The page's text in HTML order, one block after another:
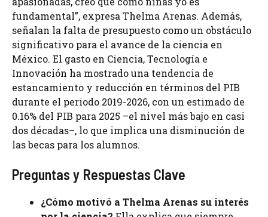
fundamental”, expresa Thelma Arenas. Además,
señalan la falta de presupuesto como un obstáculo
significativo para el avance de la ciencia en
México. El gasto en Ciencia, Tecnología e
Innovación ha mostrado una tendencia de
estancamiento y reducción en términos del PIB
durante el periodo 2019-2026, con un estimado de
0.16% del PIB para 2025 –el nivel más bajo en casi
dos décadas–, lo que implica una disminución de
las becas para los alumnos.
Preguntas y Respuestas Clave
¿Cómo motivó a Thelma Arenas su interés